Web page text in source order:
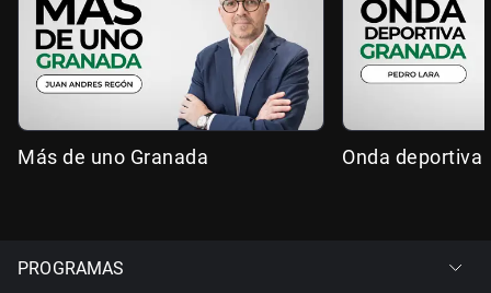
Más de uno Granada Onda deportiva
PROGRAMAS